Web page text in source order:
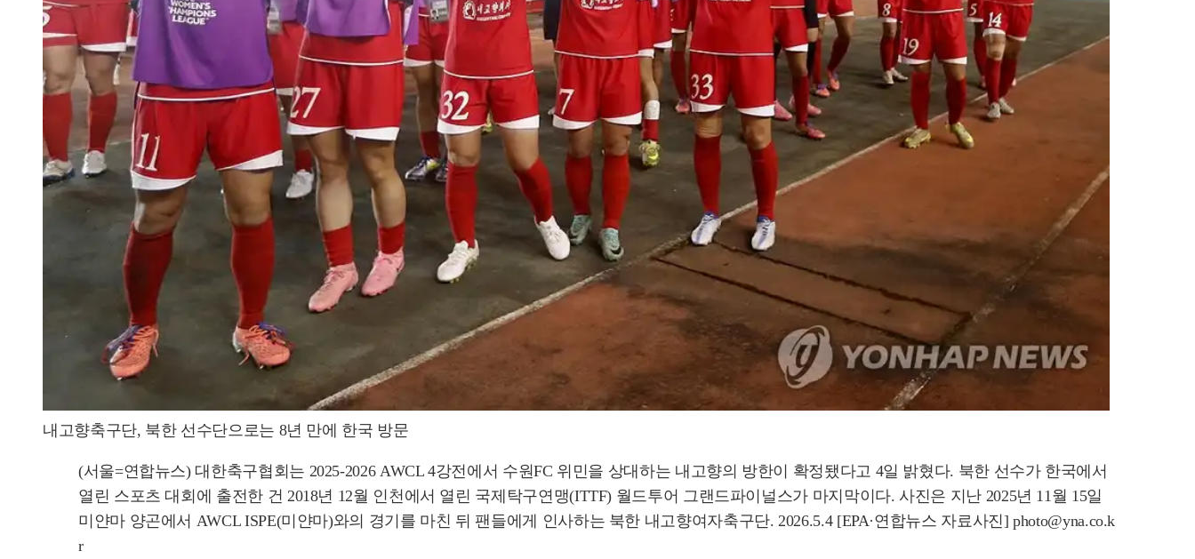
내고향축구단, 북한 선수단으로는 8년 만에 한국 방문
(서울=연합뉴스) 대한축구협회는 2025-2026 AWCL 4강전에서 수원FC 위민을 상대하는 내고향의 방한이 확정됐다고 4일 밝혔다. 북한 선수가 한국에서
열린 스포츠 대회에 출전한 건 2018년 12월 인천에서 열린 국제탁구연맹(ITTF) 월드투어 그랜드파이널스가 마지막이다. 사진은 지난 2025년 11월 15일
미얀마 양곤에서 AWCL ISPE(미얀마)와의 경기를 마친 뒤 팬들에게 인사하는 북한 내고향여자축구단. 2026.5.4 [EPA·연합뉴스 자료사진] photo@yna.co.k
r